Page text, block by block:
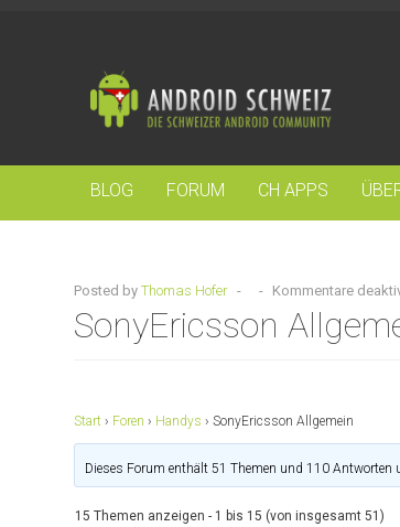
BLOG FORUM CH APPS
Posted by Thomas Hofer - - Kommentare
SonyEricsson
Start › Foren › Handys › SonyEricsson Allgemein
Dieses Forum enthält 51 Themen und 110
15 Themen anzeigen - 1 bis 15 (von insgesamt 51)